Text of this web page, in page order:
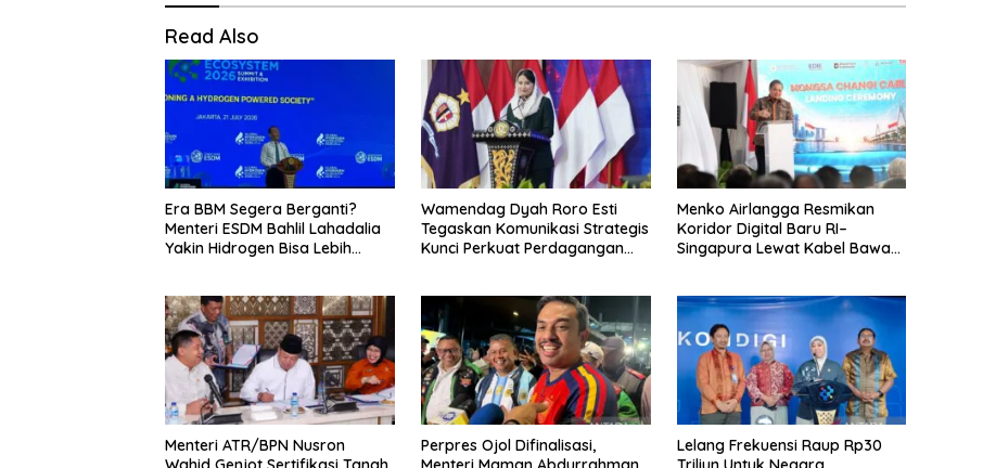
Read Also
Era BBM Segera Berganti?
Menteri ESDM Bahlil Lahadalia
Yakin Hidrogen Bisa Lebih
Wamendag Dyah Roro Esti
Tegaskan Komunikasi Strategis
Kunci Perkuat Perdagangan
Menko Airlangga Resmikan
Koridor Digital Baru RI–
Singapura Lewat Kabel Bawah
Menteri ATR/BPN Nusron
Perpres Ojol Difinalisasi,
Lelang Frekuensi Raup Rp30